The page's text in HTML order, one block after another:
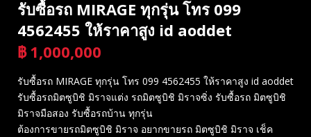
รับซื้อรถ MIRAGE ทุกรุ่น โทร 099
4562455 ให้ราคาสูง id aoddet
฿ 1,000,000
รับซื้อรถ MIRAGE ทุกรุ่น โทร 099 4562455 ให้ราคาสูง id aoddet
รับซื้อรถมิตซูบิชิ มิราจแต่ง รถมิตซูบิชิ มิราจซิ่ง รับซื้อรถ มิตซูบิชิ
มิราจมือสอง รับซื้อรถบ้าน ทุกรุ่น
ต้องการขายรถมิตซูบิชิ มิราจ อยากขายรถ มิตซูบิชิ มิราจ เช็ค